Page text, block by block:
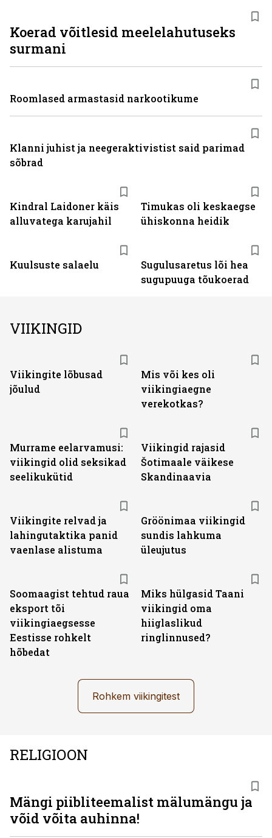
Kindral Laidoner käis
alluvatega karujahil
Timukas oli keskaegse
ühiskonna heidik
Kuulsuste salaelu
Sugulusaretus lõi hea
sugupuuga tõukoerad
Koerad võitlesid meelelahutuseks
surmani
Roomlased armastasid narkootikume
Klanni juhist ja neegeraktivistist said parimad
sõbrad
VIIKINGID
Viikingite lõbusad
jõulud
Mis või kes oli
viikingiaegne
verekotkas?
Murrame eelarvamusi:
viikingid olid seksikad
seelikukütid
Viikingid rajasid
Šotimaale väikese
Skandinaavia
Viikingite relvad ja
lahingutaktika panid
vaenlase alistuma
Gröönimaa viikingid
sundis lahkuma
üleujutus
Soomaagist tehtud raua
eksport tõi
viikingiaegsesse
Eestisse rohkelt
hõbedat
Miks hülgasid Taani
viikingid oma
hiiglaslikud
ringlinnused?
Rohkem viikingitest
RELIGIOON
Mängi piibliteemalist mälumängu ja
võid võita auhinna!